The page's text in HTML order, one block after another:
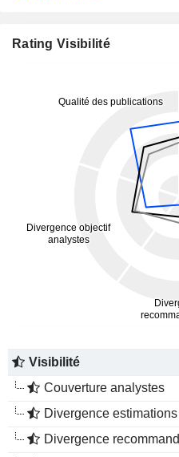
Rating Visibilité
Visibilité
Couverture analystes
Divergence estimations
Divergence recommandations analystes